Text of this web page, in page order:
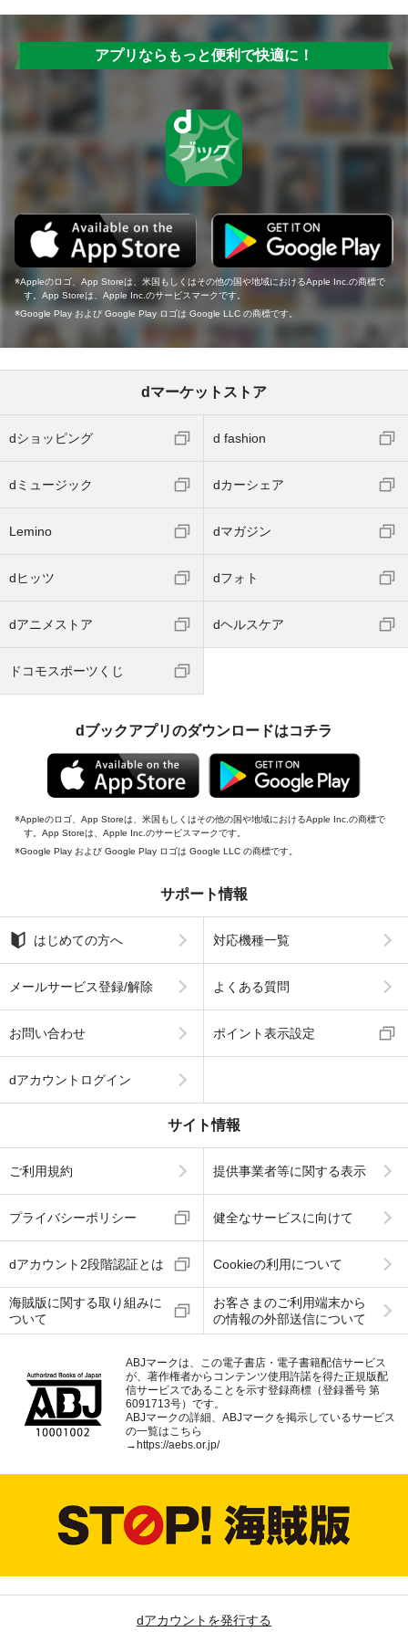
アプリならもっと便利で快適に！
Appleのロゴ、App Storeは、米国もしくはその他の国や地域におけるApple Inc.の商標で
す。App Storeは、Apple Inc.のサービスマークです。
Google Play および Google Play ロゴは Google LLC の商標です。
dマーケットストア
dショッピング d fashion
dミュージック dカーシェア
Lemino dマガジン
dヒッツ dフォト
dアニメストア dヘルスケア
ドコモスポーツくじ
dブックアプリのダウンロードはコチラ
Appleのロゴ、App Storeは、米国もしくはその他の国や地域におけるApple Inc.の商標で
す。App Storeは、Apple Inc.のサービスマークです。
Google Play および Google Play ロゴは Google LLC の商標です。
サポート情報
はじめての方へ 対応機種一覧
メールサービス登録/解除 よくある質問
お問い合わせ ポイント表示設定
dアカウントログイン
サイト情報
ご利用規約 提供事業者等に関する表示
プライバシーポリシー 健全なサービスに向けて
dアカウント2段階認証とは Cookieの利用について
海賊版に関する取り組みに
ついて
お客さまのご利用端末から
の情報の外部送信について
ABJマークは、この電子書店・電子書籍配信サービス
が、著作権者からコンテンツ使用許諾を得た正規版配
信サービスであることを示す登録商標（登録番号 第
6091713号）です。
ABJマークの詳細、ABJマークを掲示しているサービス
の一覧はこちら
→ https://aebs.or.jp/
dアカウントを発行する